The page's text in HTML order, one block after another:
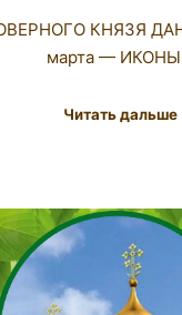
КНЯЗЯ
марта —
Читать дальше